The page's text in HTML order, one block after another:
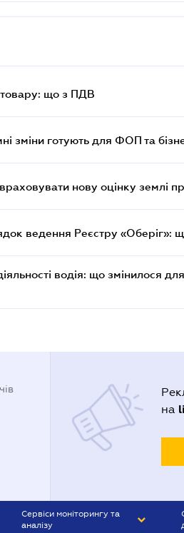
що з ПДВ
зміни готують для ФОП та
нову оцінку землі
ведення Реєстру «Оберіг»:
водія: що змінилося
на
Сервіси моніторингу та
аналізу